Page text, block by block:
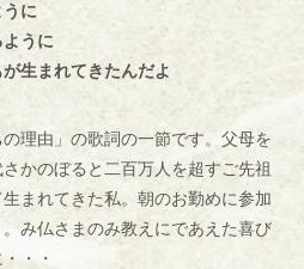
に
うに
生まれてきたんだよ
理由」の歌詞の一節です。父母を
かのぼると二百万人を超すご先祖
まれてきた私。朝のお勤めに参加
み仏さまのみ教えにであえた喜び
・・